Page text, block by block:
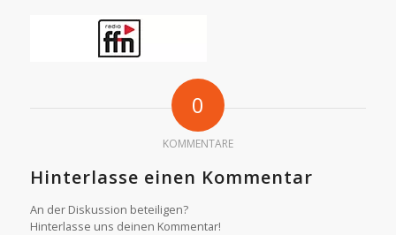
0
KOMMENTARE
Hinterlasse einen Kommentar
An der Diskussion beteiligen?
Hinterlasse uns deinen Kommentar!